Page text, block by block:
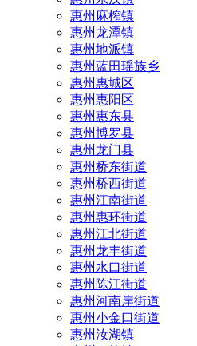
惠州麻榨镇
惠州龙潭镇
惠州地派镇
惠州蓝田瑶族乡
惠州惠城区
惠州惠阳区
惠州惠东县
惠州‌博罗县
惠州‌龙门县
惠州桥东街道
惠州桥西街道
惠州江南街道
惠州惠环街道
惠州江北街道
惠州龙丰街道
惠州水口街道
惠州陈江街道
惠州河南岸街道
惠州小金口街道
惠州汝湖镇